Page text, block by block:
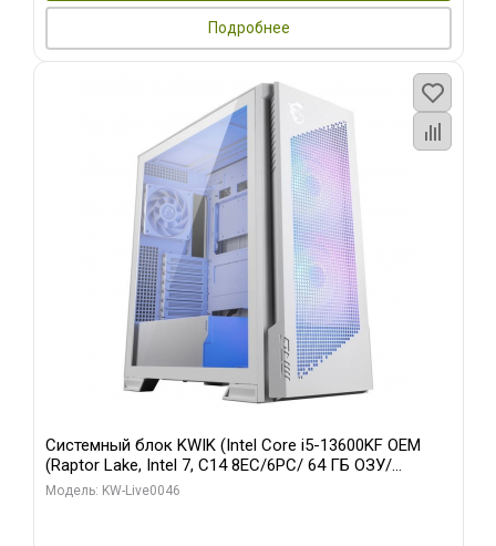
Подробнее
Системный блок KWIK (Intel Core i5-13600KF OEM
(Raptor Lake, Intel 7, C14 8EC/6PC/ 64 ГБ ОЗУ/
Gigabyte RTX5060Ti GAMING OC 8GB GDDR7 128bit
Модель: KW-Live0046